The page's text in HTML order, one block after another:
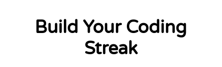
Build Your Coding
Streak